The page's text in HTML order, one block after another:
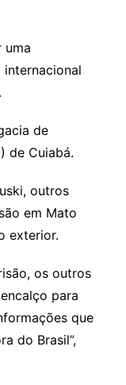
uma
de
de Cuiabá.
outros
em Mato
exterior.
os outros
para
que
do Brasil”,